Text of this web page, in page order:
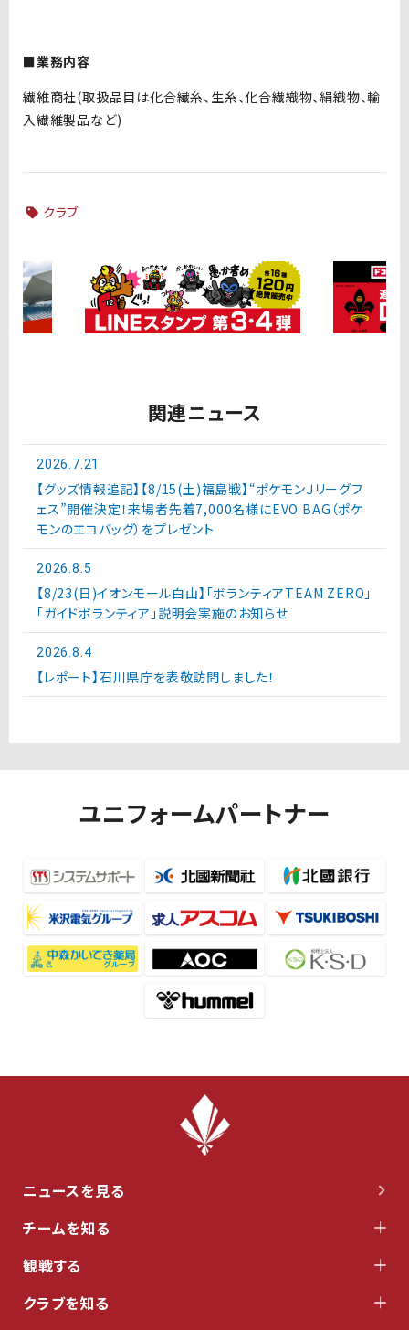
■業務内容
繊維商社(取扱品目は化合繊糸、生糸、化合繊織物、絹織物、輸
入繊維製品など)
クラブ
関連ニュース
2026.7.21
【グッズ情報追記】【8/15(土)福島戦】“ポケモンＪリーグフ
ェス”開催決定！来場者先着7,000名様にEVO BAG（ポケ
モンのエコバッグ）をプレゼント
2026.8.5
【8/23(日)イオンモール白山】「ボランティアTEAM ZERO」
「ガイドボランティア」説明会実施のお知らせ
2026.8.4
【レポート】石川県庁を表敬訪問しました！
ユニフォームパートナー
ニュースを見る
チームを知る
観戦する
クラブを知る